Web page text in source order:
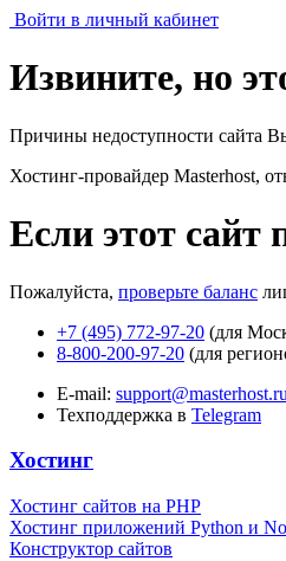
Войти в личный кабинет
Извините, но
Причины недоступности сайта
Хостинг-провайдер Masterhost,
Если этот
Пожалуйста, проверьте баланс
+7 (495) 772-97-20 (для
8-800-200-97-20 (для
E-mail: support@masterhost.ru
Техподдержка в Telegram
Хостинг
Хостинг сайтов на PHP
Хостинг приложений Python и
Конструктор сайтов